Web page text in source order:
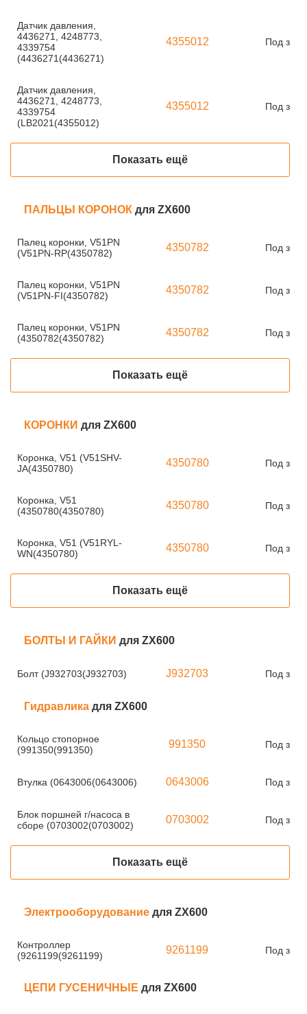
Датчик давления,
4436271, 4248773,
4339754
(4436271(4436271)
4355012 Под
Датчик давления,
4436271, 4248773,
4339754
(LB2021(4355012)
4355012 Под
Показать ещё
ПАЛЬЦЫ КОРОНОК для ZX600
Палец коронки, V51PN
(V51PN-RP(4350782)
4350782 Под
Палец коронки, V51PN
(V51PN-FI(4350782)
4350782 Под
Палец коронки, V51PN
(4350782(4350782)
4350782 Под
Показать ещё
КОРОНКИ для ZX600
Коронка, V51 (V51SHV-
JA(4350780)
4350780 Под
Коронка, V51
(4350780(4350780)
4350780 Под
Коронка, V51 (V51RYL-
WN(4350780)
4350780 Под
Показать ещё
БОЛТЫ И ГАЙКИ для ZX600
Болт (J932703(J932703) J932703 Под
Гидравлика для ZX600
Кольцо стопорное
(991350(991350)
991350 Под
Втулка (0643006(0643006) 0643006 Под
Блок поршней г/насоса в
сборе (0703002(0703002)
0703002 Под
Показать ещё
Электрооборудование для ZX600
Контроллер
(9261199(9261199)
9261199 Под
ЦЕПИ ГУСЕНИЧНЫЕ для ZX600